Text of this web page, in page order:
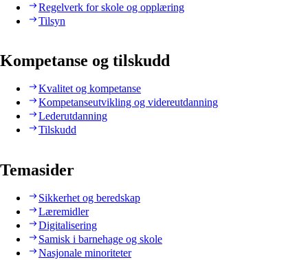
Regelverk for skole og opplæring
Tilsyn
Kompetanse og tilskudd
Kvalitet og kompetanse
Kompetanseutvikling og videreutdanning
Lederutdanning
Tilskudd
Temasider
Sikkerhet og beredskap
Læremidler
Digitalisering
Samisk i barnehage og skole
Nasjonale minoriteter